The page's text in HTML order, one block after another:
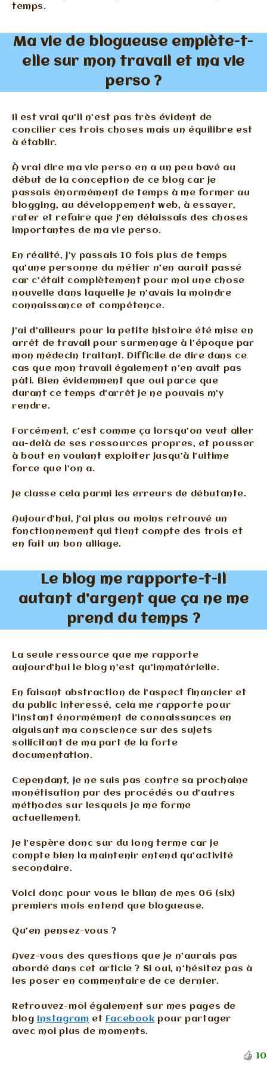
temps.
Ma vie de blogueuse empiète-t-
elle sur mon travail et ma vie
perso ?
Il est vrai qu’il n’est pas très évident de
concilier ces trois choses mais un équilibre est
à établir.
À vrai dire ma vie perso en a un peu bavé au
début de la conception de ce blog car je
passais énormément de temps à me former au
blogging, au développement web, à essayer,
rater et refaire que j’en délaissais des choses
importantes de ma vie perso.
En réalité, j’y passais 10 fois plus de temps
qu’une personne du métier n’en aurait passé
car c’était complètement pour moi une chose
nouvelle dans laquelle je n’avais la moindre
connaissance et compétence.
J’ai d’ailleurs pour la petite histoire été mise en
arrêt de travail pour surmenage à l’époque par
mon médecin traitant. Difficile de dire dans ce
cas que mon travail également n’en avait pas
pâti. Bien évidemment que oui parce que
durant ce temps d’arrêt je ne pouvais m’y
rendre.
Forcément, c’est comme ça lorsqu’on veut aller
au-delà de ses ressources propres, et pousser
à bout en voulant exploiter jusqu’à l’ultime
force que l’on a.
Je classe cela parmi les erreurs de débutante.
Aujourd’hui, j’ai plus ou moins retrouvé un
fonctionnement qui tient compte des trois et
en fait un bon alliage.
Le blog me rapporte-t-il
autant d’argent que ça ne me
prend du temps ?
La seule ressource que me rapporte
aujourd’hui le blog n’est qu’immatérielle.
En faisant abstraction de l’aspect financier et
du public interessé, cela me rapporte pour
l’instant énormément de connaissances en
aiguisant ma conscience sur des sujets
sollicitant de ma part de la forte
documentation.
Cependant, je ne suis pas contre sa prochaine
monétisation par des procédés ou d’autres
méthodes sur lesquels je me forme
actuellement.
Je l’espère donc sur du long terme car je
compte bien la maintenir entend qu’activité
secondaire.
Voici donc pour vous le bilan de mes 06 (six)
premiers mois entend que blogueuse.
Qu’en pensez-vous ?
Avez-vous des questions que je n’aurais pas
abordé dans cet article ? Si oui, n’hésitez pas à
les poser en commentaire de ce dernier.
Retrouvez-moi également sur mes pages de
blog Instagram et Facebook pour partager
avec moi plus de moments.
10